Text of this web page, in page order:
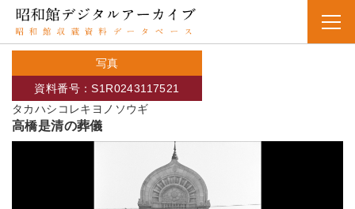
写真
タカハシコレキヨノソウギ
資料番号：S1R0243117521
高橋是清の葬儀